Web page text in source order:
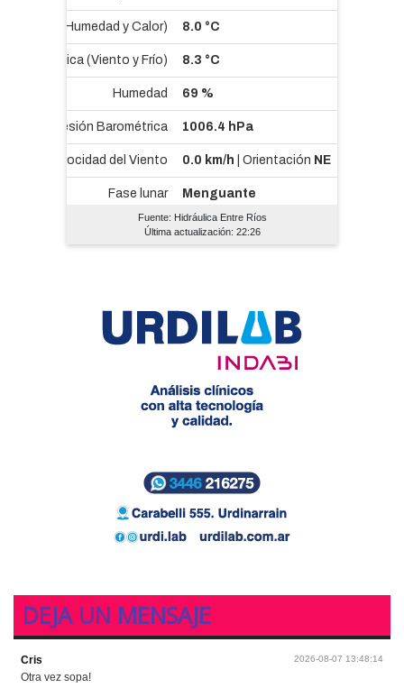
Fuente: Hidráulica Entre Ríos
Última actualización: 22:26
DEJA UN MENSAJE